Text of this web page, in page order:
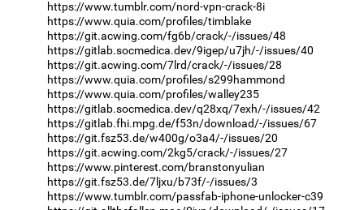
https://www.tumblr.com/nord-vpn-crack-8i
https://www.quia.com/profiles/timblake
https://git.acwing.com/fg6b/crack/-/issues/48
https://gitlab.socmedica.dev/9igep/u7jh/-/issues/40
https://git.acwing.com/7lrd/crack/-/issues/28
https://www.quia.com/profiles/s299hammond
https://www.quia.com/profiles/walley235
https://gitlab.socmedica.dev/q28xq/7exh/-/issues/42
https://gitlab.fhi.mpg.de/f53n/download/-/issues/67
https://git.fsz53.de/w400g/o3a4/-/issues/20
https://git.acwing.com/2kg5/crack/-/issues/27
https://www.pinterest.com/branstonyulian
https://git.fsz53.de/7ljxu/b73f/-/issues/3
https://www.tumblr.com/passfab-iphone-unlocker-c39